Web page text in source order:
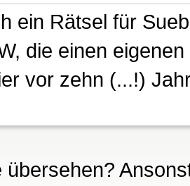
ein Rätsel für
die einen
vor zehn (...!)
übersehen?